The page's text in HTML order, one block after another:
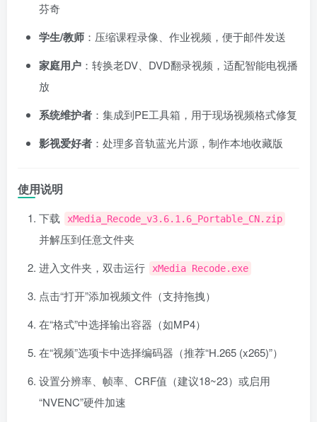
芬奇
学生/教师 ：压缩课程录像、作业视频，便于邮件发送
家庭用户 ：转换老DV、DVD翻录视频，适配智能电视播
放
系统维护者 ：集成到PE工具箱，用于现场视频格式修复
影视爱好者 ：处理多音轨蓝光片源，制作本地收藏版
使用说明
下载 xMedia_Recode_v3.6.1.6_Portable_CN.zip
并解压到任意文件夹
进入文件夹，双击运行
xMedia Recode.exe
点击“打开”添加视频文件（支持拖拽）
在“格式”中选择输出容器（如MP4）
在“视频”选项卡中选择编码器（推荐“H.265 (x265)”）
设置分辨率、帧率、CRF值（建议18~23）或启用
“NVENC”硬件加速